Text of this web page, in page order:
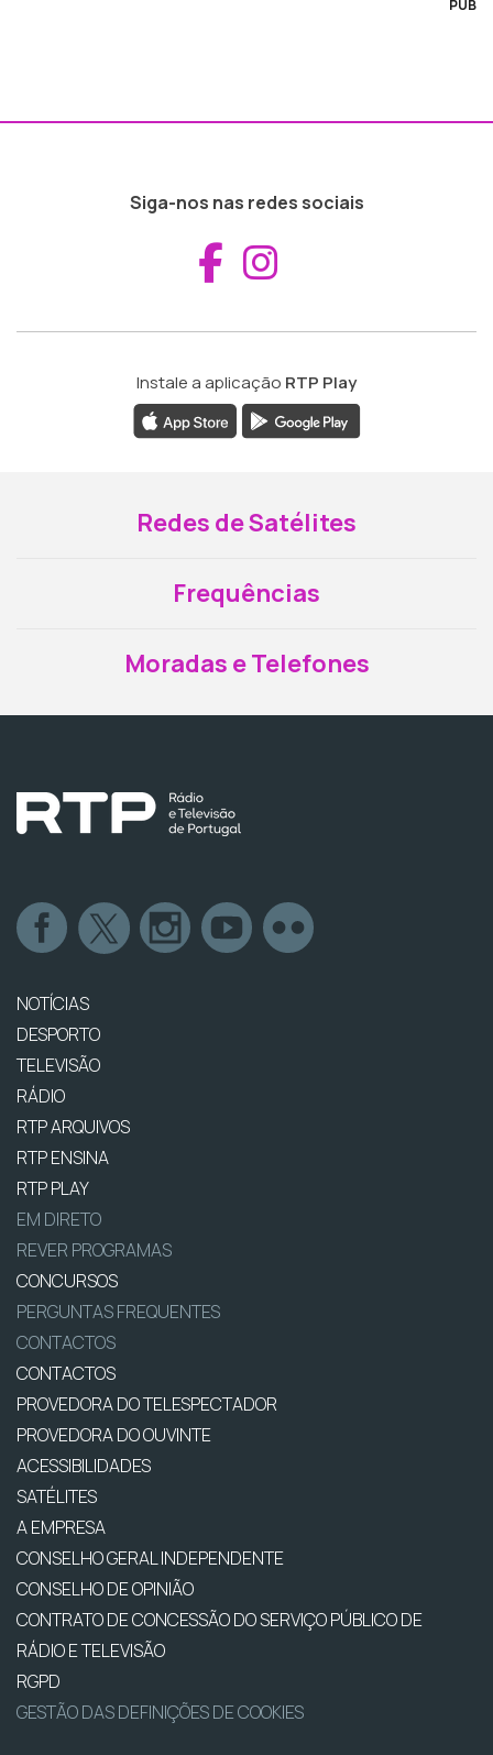
PUB
Siga-nos nas redes sociais
Aceder ao
Instale a aplicação RTP Play
Redes de Satélites
Frequências
Moradas e Telefones
NOTÍCIAS
DESPORTO
TELEVISÃO
RÁDIO
RTP ARQUIVOS
RTP ENSINA
RTP PLAY
EM DIRETO
REVER PROGRAMAS
CONCURSOS
PERGUNTAS FREQUENTES
CONTACTOS
CONTACTOS
PROVEDORA DO TELESPECTADOR
PROVEDORA DO OUVINTE
ACESSIBILIDADES
SATÉLITES
A EMPRESA
CONSELHO GERAL INDEPENDENTE
CONSELHO DE OPINIÃO
CONTRATO DE CONCESSÃO DO SERVIÇO PÚBLICO DE
RÁDIO E TELEVISÃO
RGPD
GESTÃO DAS DEFINIÇÕES DE COOKIES